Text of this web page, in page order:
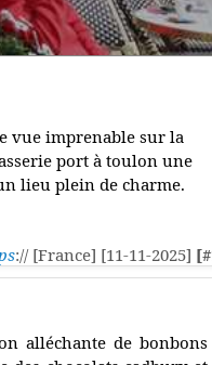
vue imprenable sur la
port à toulon une
lieu plein de charme.
:// [France] [11-11-2025]
alléchante de bonbons